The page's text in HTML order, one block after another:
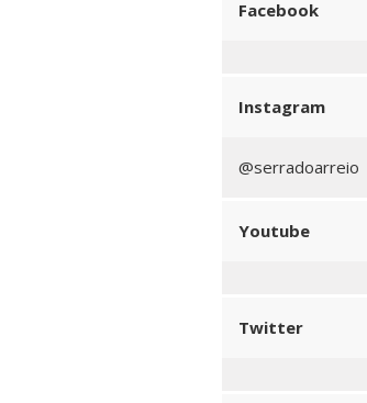
Facebook
Instagram
@serradoarreio
Youtube
Twitter